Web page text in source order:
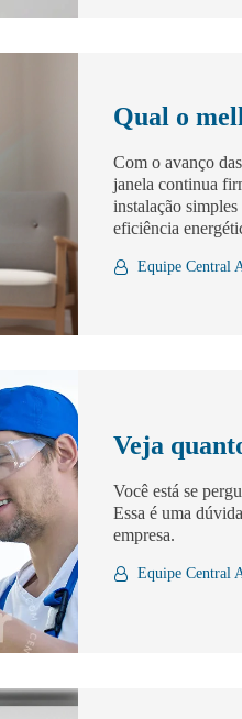
Qual o
Com o avanço
janela continua
instalação
eficiência
Equipe Central
Veja
Você está se
Essa é uma
empresa.
Equipe Central